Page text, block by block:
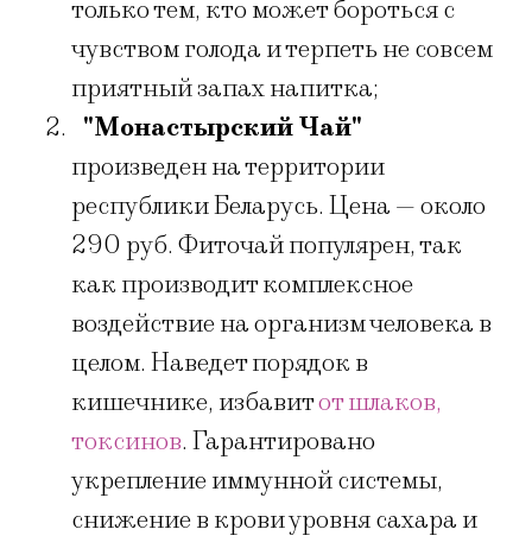
только тем, кто может бороться с
чувством голода и терпеть не совсем
приятный запах напитка;
"Монастырский Чай"
произведен на территории
республики Беларусь. Цена — около
290 руб. Фиточай популярен, так
как производит комплексное
воздействие на организм человека в
целом. Наведет порядок в
кишечнике, избавитот шлаков,
токсинов. Гарантировано
укрепление иммунной системы,
снижение в крови уровня сахара и